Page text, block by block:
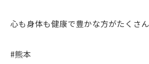
心も身体も健康で豊かな方がたくさ
#熊本